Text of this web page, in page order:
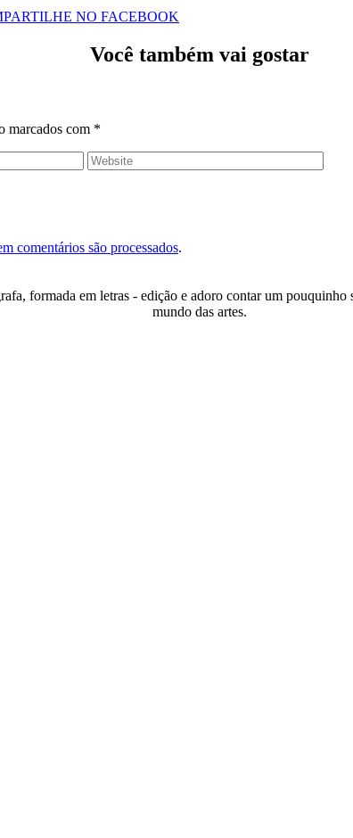
NO FACEBOOK
Você também vai gostar
marcados com *
comentários são processados.
formada em letras - edição e adoro contar um pouquinho
mundo das artes.